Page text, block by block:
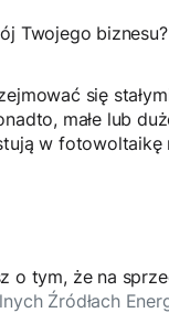
Twojego
się
małe lub
w fotowoltaikę
o tym, że na
Źródłach